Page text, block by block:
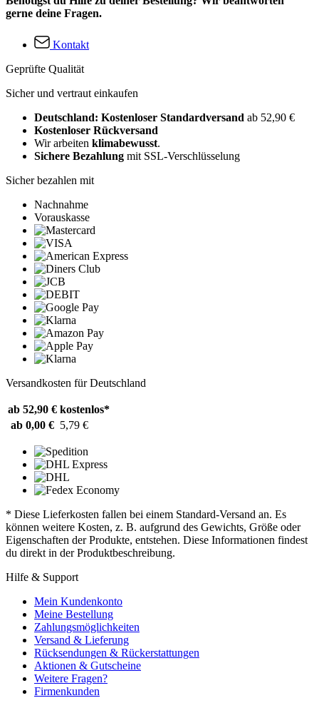
gerne deine Fragen.
Kontakt
Geprüfte Qualität
Sicher und vertraut einkaufen
Deutschland: Kostenloser Standardversand ab 52,90 €
Kostenloser Rückversand
Wir arbeiten klimabewusst.
Sichere Bezahlung mit SSL-Verschlüsselung
Sicher bezahlen mit
Nachnahme
Vorauskasse
Versandkosten für Deutschland
ab 52,90 € kostenlos*
ab 0,00 € 5,79 €
* Diese Lieferkosten fallen bei einem Standard-Versand an. Es
können weitere Kosten, z. B. aufgrund des Gewichts, Größe oder
Eigenschaften der Produkte, entstehen. Diese Informationen findest
du direkt in der Produktbeschreibung.
Hilfe & Support
Mein Kundenkonto
Meine Bestellung
Zahlungsmöglichkeiten
Versand & Lieferung
Rücksendungen & Rückerstattungen
Aktionen & Gutscheine
Weitere Fragen?
Firmenkunden